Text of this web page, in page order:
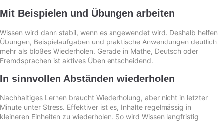
Mit Beispielen und Übungen arbeiten
Wissen wird dann stabil, wenn es angewendet wird. Deshalb helfen
Übungen, Beispielaufgaben und praktische Anwendungen deutlich
mehr als bloßes Wiederholen. Gerade in Mathe, Deutsch oder
Fremdsprachen ist aktives Üben entscheidend.
In sinnvollen Abständen wiederholen
Nachhaltiges Lernen braucht Wiederholung, aber nicht in letzter
Minute unter Stress. Effektiver ist es, Inhalte regelmässig in
kleineren Einheiten zu wiederholen. So wird Wissen langfristig